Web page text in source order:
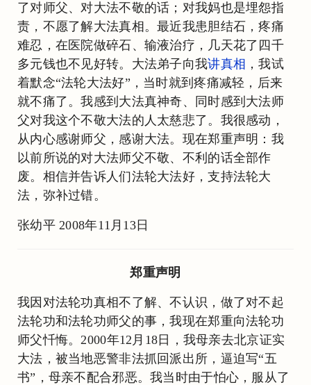
了对师父、对大法不敬的话；对我妈也是埋怨指
责，不愿了解大法真相。最近我患胆结石，疼痛
难忍，在医院做碎石、输液治疗，几天花了四千
多元钱也不见好转。大法弟子向我讲真相 ，我试
着默念“法轮大法好”，当时就到疼痛减轻，后来
就不痛了。我感到大法真神奇、同时感到大法师
父对我这个不敬大法的人太慈悲了。我很感动，
从内心感谢师父，感谢大法。现在郑重声明：我
以前所说的对大法师父不敬、不利的话全部作
废。相信并告诉人们法轮大法好，支持法轮大
法，弥补过错。
张幼平 2008年11月13日
郑重声明
我因对法轮功真相不了解、不认识，做了对不起
法轮功和法轮功师父的事，我现在郑重向法轮功
师父忏悔。2000年12月18日，我母亲去北京证实
大法，被当地恶警非法抓回派出所，逼迫写“五
书”，母亲不配合邪恶。我当时由于怕心，服从了